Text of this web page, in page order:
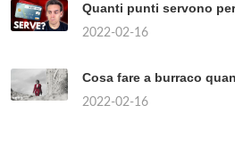
Quanti punti servono
2022-02-16
Cosa fare a burraco
2022-02-16